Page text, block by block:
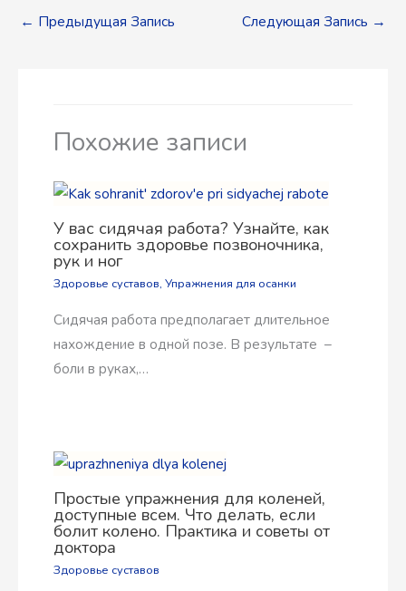
← Предыдущая Запись Следующая Запись →
Похожие записи
У вас сидячая работа? Узнайте, как
сохранить здоровье позвоночника,
рук и ног
Здоровье суставов, Упражнения для осанки
Сидячая работа предполагает длительное
нахождение в одной позе. В результате –
боли в руках,…
Простые упражнения для коленей,
доступные всем. Что делать, если
болит колено. Практика и советы от
доктора
Здоровье суставов